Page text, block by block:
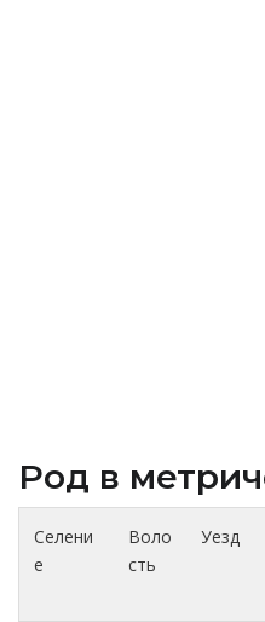
Род в
Селени
е
Воло
сть
Уезд